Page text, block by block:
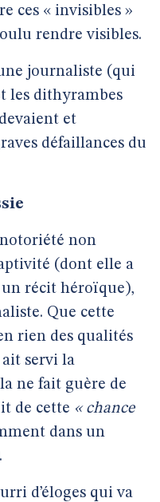
ces « invisibles »
rendre visibles.
journaliste (qui
les dithyrambes
et
défaillances du
non
(dont elle a
récit héroïque),
Que cette
rien des qualités
servi la
ne fait guère de
de cette « chance
dans un
d’éloges qui va